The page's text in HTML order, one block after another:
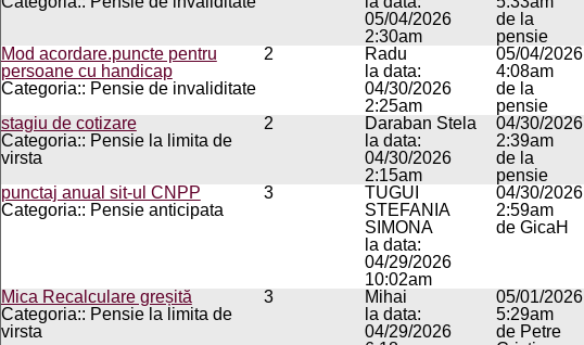
05/04/2026
2:30am
de la
pensie
Mod acordare.puncte pentru
persoane cu handicap
Categoria:: Pensie de invaliditate
2
Radu
la data:
04/30/2026
2:25am
05/04/2026
4:08am
de la
pensie
stagiu de cotizare
Categoria:: Pensie la limita de
virsta
2
Daraban Stela
la data:
04/30/2026
2:15am
04/30/2026
2:39am
de la
pensie
punctaj anual sit-ul CNPP
Categoria:: Pensie anticipata
3
TUGUI
STEFANIA
SIMONA
la data:
04/29/2026
10:02am
04/30/2026
2:59am
de GicaH
Mica Recalculare greșită
Categoria:: Pensie la limita de
virsta
3
Mihai
la data:
04/29/2026
05/01/2026
5:29am
de Petre